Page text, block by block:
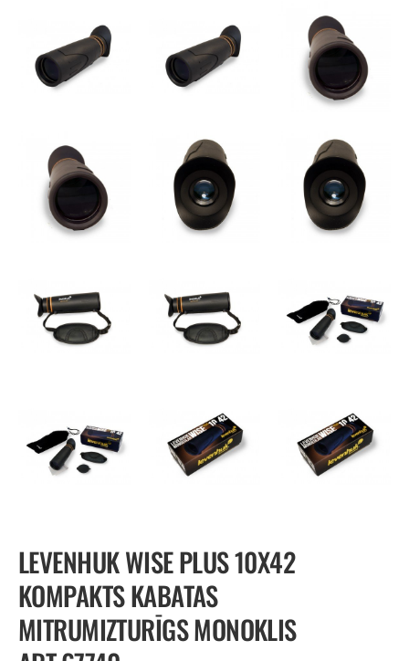
LEVENHUK WISE PLUS 10X42
KOMPAKTS KABATAS
MITRUMIZTURĪGS MONOKLIS